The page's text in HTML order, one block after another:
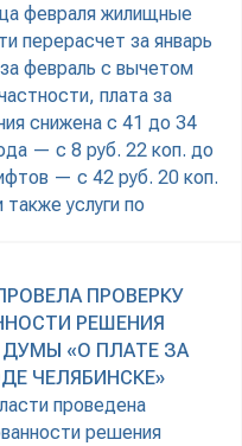
февраля жилищные
перерасчет за январь
февраль с вычетом
плата за
снижена с 41 до 34
— с 8 руб. 22 коп. до
— с 42 руб. 20 коп.
услуги по
ПРОВЕРКУ
РЕШЕНИЯ
«О ПЛАТЕ ЗА
ЧЕЛЯБИНСКЕ»
проведена
решения